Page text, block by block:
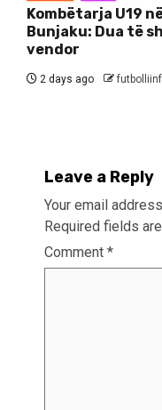
Kombëtarja U19
Bunjaku: Dua të
vendor
2 days ago
Leave a Reply
Your email
Required fields
Comment *